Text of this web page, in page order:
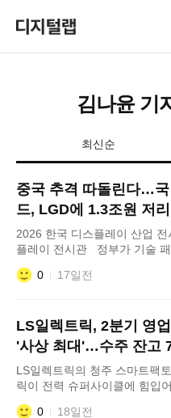
Focus
Lab
김나윤 기
최신순
중국 추격 따돌린다…국
드, LGD에 1.3조원 저
2026 한국 디스플레이 산업 전
플레이 전시관 정부가 기술 패권 경쟁이 치
열해진 디스플레이 산업을 살
모 정책 금융 지원에 나선다. 23일 업계에
자심의위원회를 통과했다. 이번 프로젝트는
국민성장펀드 대출금에 LG디
체 자본 1조5000억원과 민간 신
0 17일전
LS일렉트릭, 2분기 영
'사상 최대'…수주 잔고
LS일렉트릭의 청주 스마트팩토리 LS일
릭이 전력 슈퍼사이클에 힘입
이익 모두 분기 기준 최대 실적
0 18일전